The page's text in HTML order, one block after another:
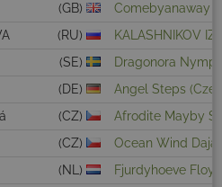
(GB)
Comebyanaway
(RU)
KALASHNIKOV IZ
(SE)
Dragonora
(DE)
Angel Steps
(CZ)
Afrodite Mayby
(CZ)
Ocean Wind
(NL)
Fjurdyhoeve Floyd